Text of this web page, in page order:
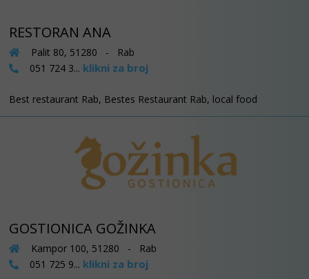
RESTORAN ANA
Palit 80, 51280 - Rab
051 724 3... klikni za broj
Best restaurant Rab, Bestes Restaurant Rab, local food
GOSTIONICA GOŽINKA
Kampor 100, 51280 - Rab
051 725 9... klikni za broj